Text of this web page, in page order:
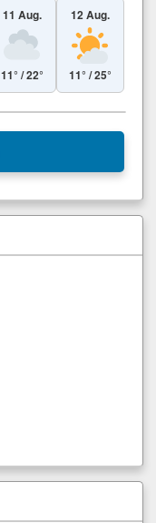
11 Aug.
11° / 22°
12 Aug.
11° / 25°